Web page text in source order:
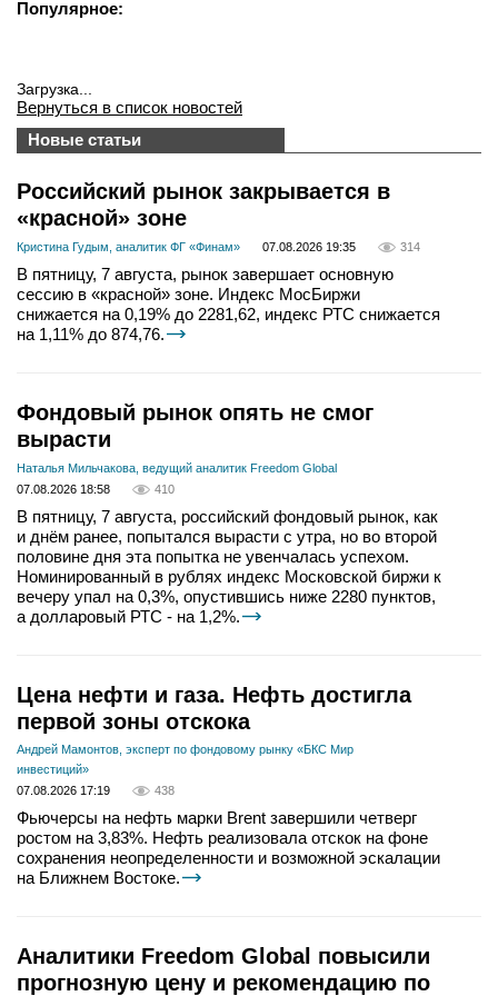
Популярное:
Загрузка...
Вернуться в список новостей
Новые статьи
Российский рынок закрывается в
«красной» зоне
Кристина Гудым, аналитик ФГ «Финам» 07.08.2026 19:35 314
В пятницу, 7 августа, рынок завершает основную
сессию в «красной» зоне. Индекс МосБиржи
снижается на 0,19% до 2281,62, индекс РТС снижается
на 1,11% до 874,76.
Фондовый рынок опять не смог
вырасти
Наталья Мильчакова, ведущий аналитик Freedom Global
07.08.2026 18:58
410
В пятницу, 7 августа, российский фондовый рынок, как
и днём ранее, попытался вырасти с утра, но во второй
половине дня эта попытка не увенчалась успехом.
Номинированный в рублях индекс Московской биржи к
вечеру упал на 0,3%, опустившись ниже 2280 пунктов,
а долларовый РТС - на 1,2%.
Цена нефти и газа. Нефть достигла
первой зоны отскока
Андрей Мамонтов, эксперт по фондовому рынку «БКС Мир
инвестиций»
07.08.2026 17:19
438
Фьючерсы на нефть марки Brent завершили четверг
ростом на 3,83%. Нефть реализовала отскок на фоне
сохранения неопределенности и возможной эскалации
на Ближнем Востоке.
Аналитики Freedom Global повысили
прогнозную цену и рекомендацию по